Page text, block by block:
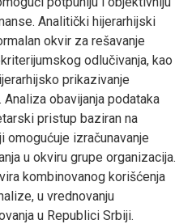
Analitički hijerarhijski
okvir za rešavanje
odlučivanja, kao
prikazivanje
obavijanja podataka
pristup baziran na
omogućuje izračunavanje
u okviru grupe organizacija.
kombinovanog korišćenja
u vrednovanju
u Republici Srbiji.